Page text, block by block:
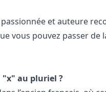
et auteure
vous pouvez passer de
"x" au pluriel ?